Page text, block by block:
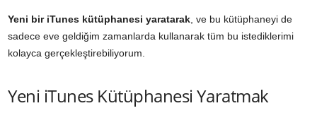
Yeni bir iTunes kütüphanesi yaratarak , ve bu kütüphaneyi de
sadece eve geldiğim zamanlarda kullanarak tüm bu istediklerimi
kolayca gerçekleştirebiliyorum.
Yeni iTunes Kütüphanesi Yaratmak